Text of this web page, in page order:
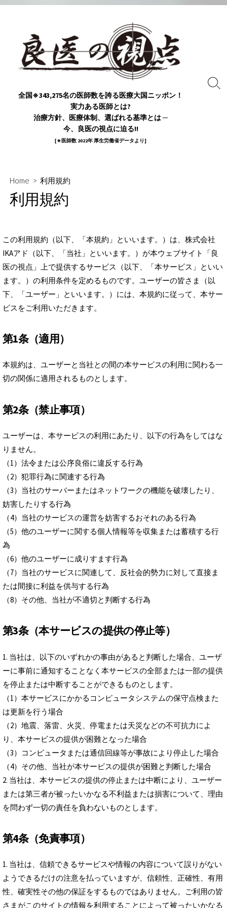
全国※343,275名の医師数を誇る医療大国ニッポン！
実力ある医師とは?
治療方針、医療体制、選ばれる基準とは ─
今、良医の視点に迫る!!
[※医師数 2022年 厚生労働省データより]
検
Home > 利用規約
利用規約
この利用規約（以下、「本規約」といいます。）は、株式会社
IKAアド（以下、「当社」といいます。）が本ウェブサイト「良
医の視点」上で提供するサービス（以下、「本サービス」といい
ます。）の利用条件を定めるものです。ユーザーの皆さま（以
下、「ユーザー」といいます。）には、本規約に従って、本サー
ビスをご利用いただきます。
第1条（適用）
本規約は、ユーザーと当社との間の本サービスの利用に関わる一
切の関係に適用されるものとします。
第2条（禁止事項）
ユーザーは、本サービスの利用にあたり、以下の行為をしてはな
りません。
（1）法令または公序良俗に違反する行為
（2）犯罪行為に関連する行為
（3）当社のサーバーまたはネットワークの機能を破壊したり、
妨害したりする行為
（4）当社のサービスの運営を妨害するおそれのある行為
（5）他のユーザーに関する個人情報等を収集または蓄積する行
為
（6）他のユーザーに成りすます行為
（7）当社のサービスに関連して、反社会的勢力に対して直接ま
たは間接に利益を供与する行為
（8）その他、当社が不適切と判断する行為
第3条（本サービスの提供の停止等）
1. 当社は、以下のいずれかの事由があると判断した場合、ユーザ
ーに事前に通知することなく本サービスの全部または一部の提供
を停止または中断することができるものとします。
（1）本サービスにかかるコンピュータシステムの保守点検また
は更新を行う場合
（2）地震、落雷、火災、停電または天災などの不可抗力によ
り、本サービスの提供が困難となった場合
（3）コンピュータまたは通信回線等が事故により停止した場合
（4）その他、当社が本サービスの提供が困難と判断した場合
2. 当社は、本サービスの提供の停止または中断により、ユーザー
または第三者が被ったいかなる不利益または損害について、理由
を問わず一切の責任を負わないものとします。
第4条（免責事項）
1. 当社は、信頼できるサービスや情報の内容について誤りがない
ようできるだけの注意を払っていますが、信頼性、正確性、有用
性、確実性その他の保証をするものではありません。ご利用の皆
さまがこのサイトの情報を利用することによって被ったいかなる